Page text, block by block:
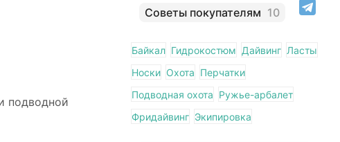
подводной
Советы покупателям 10
Байкал Гидрокостюм Дайвинг Ласты
Носки Охота Перчатки
Подводная охота Ружье-арбалет
Фридайвинг Экипировка